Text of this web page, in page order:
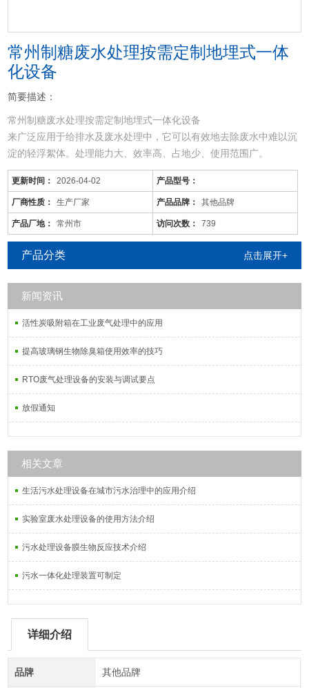
常州制糖废水处理按需定制地埋式一体
化设备
简要描述：
常州制糖废水处理按需定制地埋式一体化设备
来广泛应用于给排水及废水处理中，它可以有效地去除废水中难以沉
淀的轻浮絮体。处理能力大、效率高、占地少、使用范围广。
2．能吸附水中的有机物、细菌、胶体微粒、微生物；
气浮机气浮系统集进水、絮凝、分离、集水、出水于一体，与传统气
浮设备类似，设有一个稳流室、溶气释放室，使处理性能更稳定，效
果更*
3、车站、飞机场、海港码头、船舶、高速公路；
•能
更新时间： 2026-04-02 产品型号：
厂商性质： 生产厂家 产品品牌： 其他品牌
产品厂地： 常州市 访问次数： 739
产品分类 点击展开+
新闻资讯
活性炭吸附箱在工业废气处理中的应用
提高玻璃钢生物除臭箱使用效率的技巧
RTO废气处理设备的安装与调试要点
放假通知
相关文章
生活污水处理设备在城市污水治理中的应用介绍
实验室废水处理设备的使用方法介绍
污水处理设备膜生物反应技术介绍
污水一体化处理装置可制定
详细介绍
品牌 其他品牌